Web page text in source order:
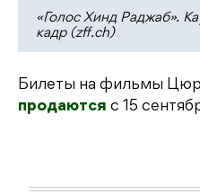
«Голос Хинд Раджаб».
кадр (zff.ch)
Билеты на фильмы
продаются с 15